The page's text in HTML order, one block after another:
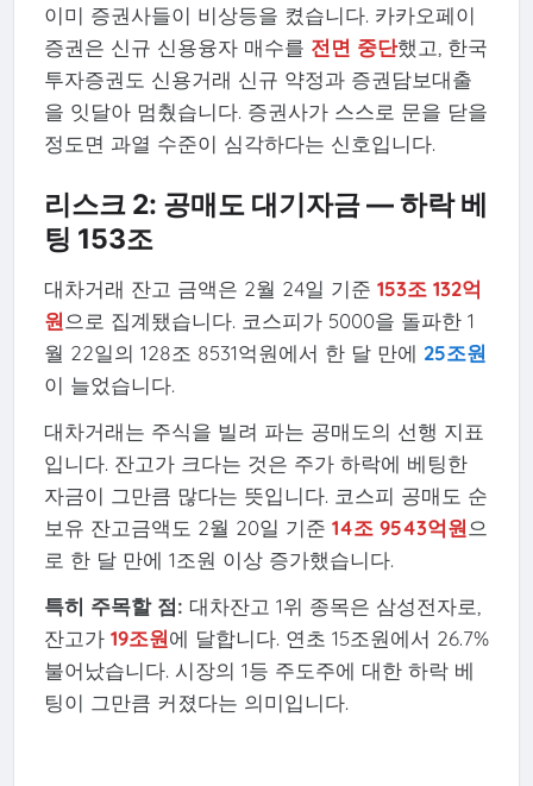
이미 증권사들이 비상등을 켰습니다. 카카오페이
증권은 신규 신용융자 매수를 전면 중단했고, 한국
투자증권도 신용거래 신규 약정과 증권담보대출
을 잇달아 멈췄습니다. 증권사가 스스로 문을 닫을
정도면 과열 수준이 심각하다는 신호입니다.
리스크 2: 공매도 대기자금 — 하락 베
팅 153조
대차거래 잔고 금액은 2월 24일 기준 153조 132억
원으로 집계됐습니다. 코스피가 5000을 돌파한 1
월 22일의 128조 8531억원에서 한 달 만에 25조원
이 늘었습니다.
대차거래는 주식을 빌려 파는 공매도의 선행 지표
입니다. 잔고가 크다는 것은 주가 하락에 베팅한
자금이 그만큼 많다는 뜻입니다. 코스피 공매도 순
보유 잔고금액도 2월 20일 기준 14조 9543억원으
로 한 달 만에 1조원 이상 증가했습니다.
특히 주목할 점: 대차잔고 1위 종목은 삼성전자로,
잔고가 19조원에 달합니다. 연초 15조원에서 26.7%
불어났습니다. 시장의 1등 주도주에 대한 하락 베
팅이 그만큼 커졌다는 의미입니다.